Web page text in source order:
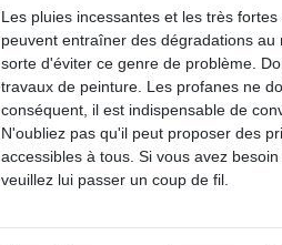
Les pluies incessantes et les très
peuvent entraîner des dégradations
sorte d'éviter ce genre de problème.
travaux de peinture. Les profanes ne
conséquent, il est indispensable de
N'oubliez pas qu'il peut proposer des
accessibles à tous. Si vous avez
veuillez lui passer un coup de fil.